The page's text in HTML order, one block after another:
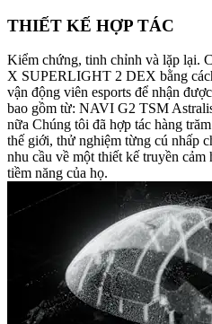
THIẾT KẾ HỢP TÁC
Kiểm chứng, tinh chỉnh và lặp lại.
X SUPERLIGHT 2 DEX bằng
vận động viên esports để nhận
bao gồm từ: NAVI G2 TSM
nữa Chúng tôi đã hợp tác hàng
thế giới, thử nghiệm từng cú nhấp
nhu cầu về một thiết kế truyền
tiềm năng của họ.